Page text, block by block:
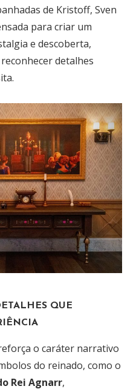
de Kristoff, Sven
para criar um
e descoberta,
detalhes
QUE
o caráter narrativo
do reinado, como o
Rei Agnarr,